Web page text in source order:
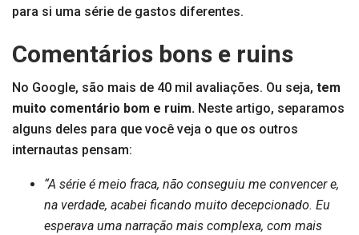
para si uma série de gastos diferentes.
Comentários bons e ruins
No Google, são mais de 40 mil avaliações. Ou seja, tem
muito comentário bom e ruim. Neste artigo, separamos
alguns deles para que você veja o que os outros
internautas pensam:
“A série é meio fraca, não conseguiu me convencer e,
na verdade, acabei ficando muito decepcionado. Eu
esperava uma narração mais complexa, com mais